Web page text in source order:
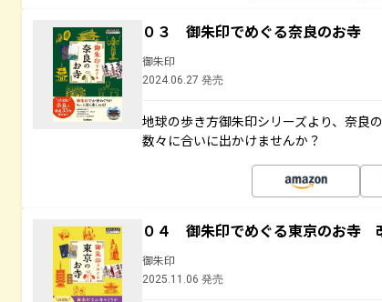
０３ 御朱印でめぐる奈良のお寺
御朱印
2024.06.27 発売
地球の歩き方御朱印シリーズより、奈良
数々に合いに出かけませんか？
０４ 御朱印でめぐる東京のお寺
御朱印
2025.11.06 発売